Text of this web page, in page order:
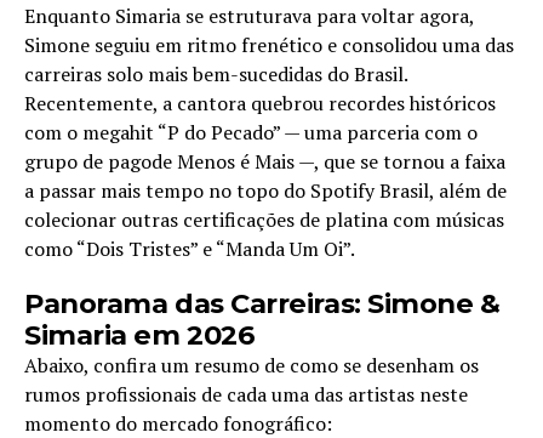
Enquanto Simaria se estruturava para voltar agora,
Simone seguiu em ritmo frenético e consolidou uma das
carreiras solo mais bem-sucedidas do Brasil.
Recentemente, a cantora quebrou recordes históricos
com o megahit “P do Pecado” — uma parceria com o
grupo de pagode Menos é Mais —, que se tornou a faixa
a passar mais tempo no topo do Spotify Brasil, além de
colecionar outras certificações de platina com músicas
como “Dois Tristes” e “Manda Um Oi”.
Panorama das Carreiras: Simone &
Simaria em 2026
Abaixo, confira um resumo de como se desenham os
rumos profissionais de cada uma das artistas neste
momento do mercado fonográfico: